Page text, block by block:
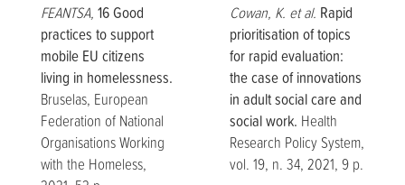
FEANTSA,16 Good
practices to support
mobile EU citizens
living in homelessness.
Bruselas, European
Federation of National
Organisations Working
with the Homeless,
Cowan, K. et al. Rapid
prioritisation of topics
for rapid evaluation:
the case of innovations
in adult social care and
social work. Health
Research Policy System,
vol. 19, n. 34, 2021, 9 p.